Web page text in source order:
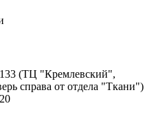
(ТЦ "Кремлевский",
справа от отдела "Ткани")